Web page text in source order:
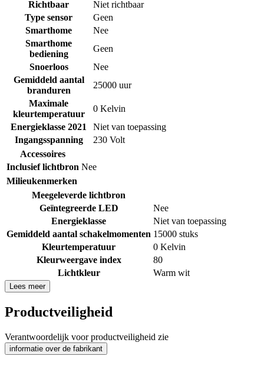
Richtbaar
Niet richtbaar
Type sensor
Geen
Smarthome
Nee
Smarthome
bediening
Geen
Snoerloos
Nee
Gemiddeld aantal
branduren
25000 uur
Maximale
kleurtemperatuur
0 Kelvin
Energieklasse 2021
Niet van toepassing
Ingangsspanning
230 Volt
Accessoires
Inclusief lichtbron Nee
Milieukenmerken
Meegeleverde lichtbron
Geïntegreerde LED
Nee
Energieklasse
Niet van toepassing
Gemiddeld aantal schakelmomenten 15000 stuks
Kleurtemperatuur
0 Kelvin
Kleurweergave index
80
Lichtkleur
Warm wit
Lees meer
Productveiligheid
Verantwoordelijk voor productveiligheid zie
informatie over de fabrikant